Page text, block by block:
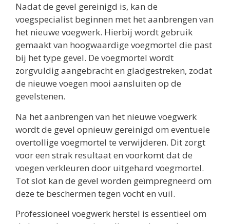
Nadat de gevel gereinigd is, kan de
voegspecialist beginnen met het aanbrengen van
het nieuwe voegwerk. Hierbij wordt gebruik
gemaakt van hoogwaardige voegmortel die past
bij het type gevel. De voegmortel wordt
zorgvuldig aangebracht en gladgestreken, zodat
de nieuwe voegen mooi aansluiten op de
gevelstenen.
Na het aanbrengen van het nieuwe voegwerk
wordt de gevel opnieuw gereinigd om eventuele
overtollige voegmortel te verwijderen. Dit zorgt
voor een strak resultaat en voorkomt dat de
voegen verkleuren door uitgehard voegmortel.
Tot slot kan de gevel worden geïmpregneerd om
deze te beschermen tegen vocht en vuil.
Professioneel voegwerk herstel is essentieel om